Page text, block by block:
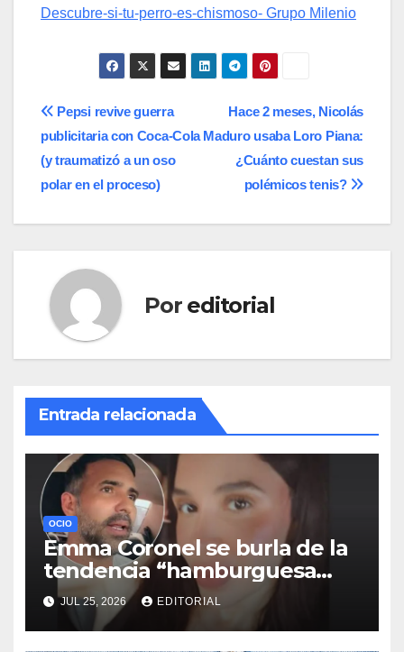
Descubre-si-tu-perro-es-chismoso- Grupo Milenio
Navegación
de
entradas
Hace 2 meses, Nicolás
Maduro usaba Loro Piana:
¿Cuánto cuestan sus
polémicos tenis?
Pepsi revive guerra
publicitaria con Coca-Cola
(y traumatizó a un oso
polar en el proceso)
Por editorial
Entrada relacionada
OCIO
Emma Coronel se burla de la
tendencia “hamburguesa
triple”; esto dijo la esposa de
“El Chapo”
JUL 25, 2026 EDITORIAL